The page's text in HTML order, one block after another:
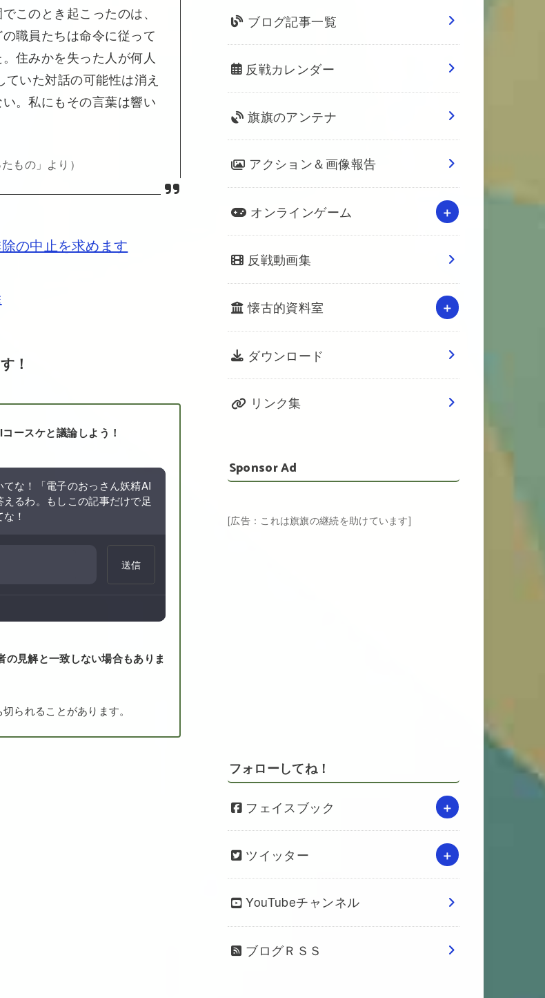
このとき起こったのは、
職員たちは命令に従って
住みかを失った人が何人
いた対話の可能性は消え
。私にもその言葉は響い
もの」より）
の中止を求めます
！
ースケと議論しよう！
な！「電子のおっさん妖精AI
るわ。もしこの記事だけで足
！
送信
見解と一致しない場合もありま
られることがあります。
ブログ記事一覧
反戦カレンダー
旗旗のアンテナ
アクション＆画像報告
オンラインゲーム
反戦動画集
懐古的資料室
ダウンロード
リンク集
Sponsor Ad
[広告：これは旗旗の継続を助けています]
フォローしてね！
フェイスブック
ツイッター
YouTubeチャンネル
ブログＲＳＳ